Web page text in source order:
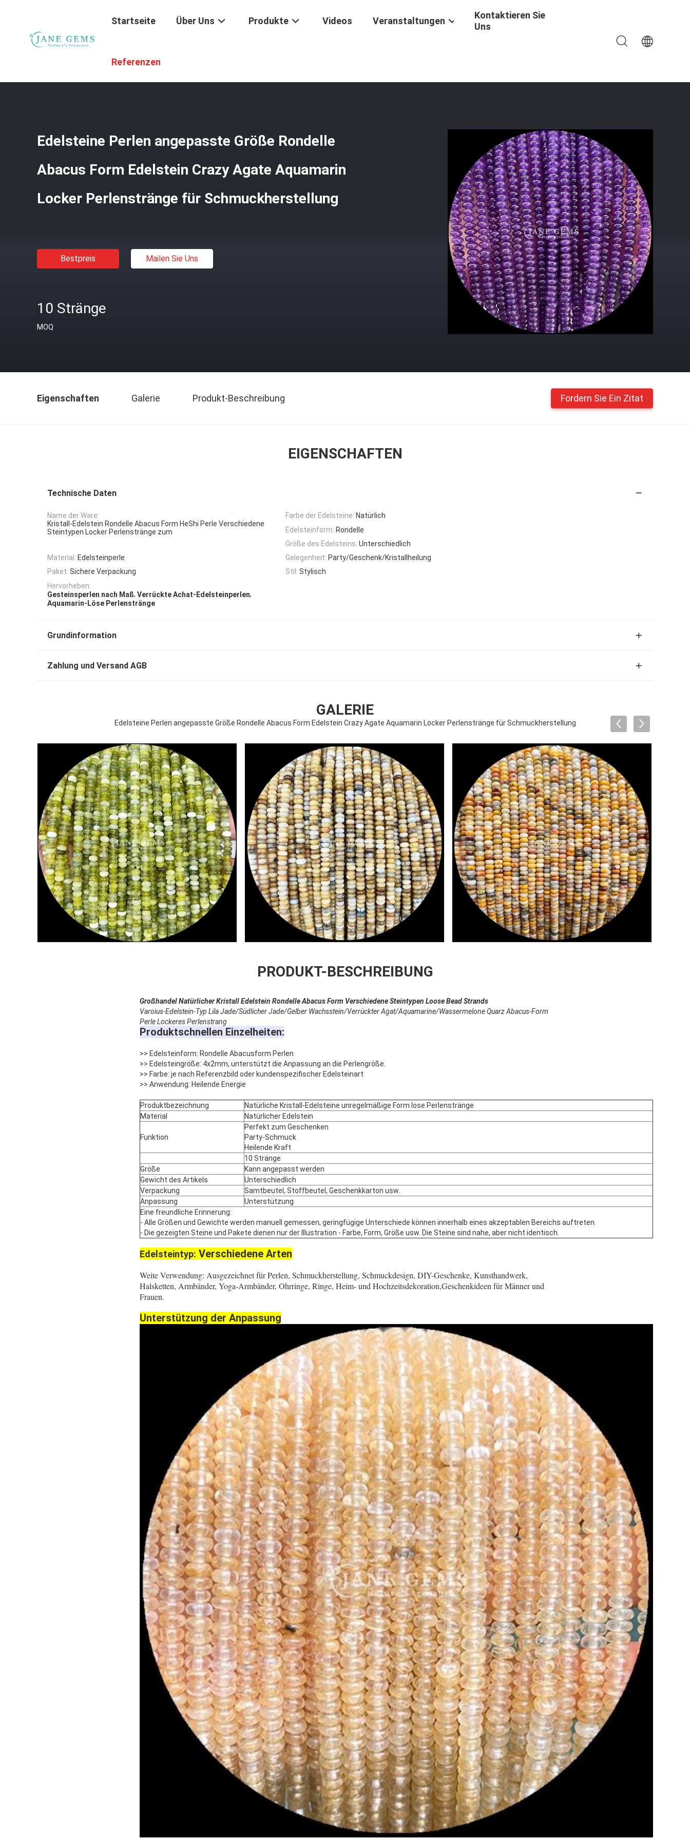
Startseite Über Uns Produkte Videos Veranstaltungen
Kontaktieren Sie
Uns
Referenzen
Edelsteine Perlen angepasste Größe Rondelle
Abacus Form Edelstein Crazy Agate Aquamarin
Locker Perlenstränge für Schmuckherstellung
Bestpreis Mailen Sie Uns
10 Stränge
MOQ
Eigenschaften Galerie Produkt-Beschreibung Fordern Sie Ein Zitat
EIGENSCHAFTEN
Technische Daten
Name der Ware:
Kristall-Edelstein Rondelle Abacus Form HeShi Perle Verschiedene
Steintypen Locker Perlenstränge zum
Farbe der Edelsteine: Natürlich
Edelsteinform: Rondelle
Größe des Edelsteins: Unterschiedlich
Material: Edelsteinperle Gelegenheit: Party/Geschenk/Kristallheilung
Paket: Sichere Verpackung Stil: Stylisch
Hervorheben:
Gesteinsperlen nach Maß, Verrückte Achat-Edelsteinperlen,
Aquamarin-Löse Perlenstränge
Grundinformation
Zahlung und Versand AGB
GALERIE
Edelsteine Perlen angepasste Größe Rondelle Abacus Form Edelstein Crazy Agate Aquamarin Locker Perlenstränge für Schmuckherstellung
PRODUKT-BESCHREIBUNG
Großhandel Natürlicher Kristall Edelstein Rondelle Abacus Form Verschiedene Steintypen Loose Bead Strands
Varoius-Edelstein-Typ Lila Jade/Südlicher Jade/Gelber Wachsstein/Verrückter Agat/Aquamarine/Wassermelone Quarz Abacus-Form
Perle Lockeres Perlenstrang
Produktschnellen Einzelheiten:
>> Edelsteinform: Rondelle Abacusform Perlen
>> Edelsteingröße: 4x2mm, unterstützt die Anpassung an die Perlengröße.
>> Farbe: je nach Referenzbild oder kundenspezifischer Edelsteinart
>> Anwendung: Heilende Energie
Produktbezeichnung
Natürliche Kristall-Edelsteine unregelmäßige Form lose Perlenstränge
Material
Natürlicher Edelstein
Funktion
Perfekt zum Geschenken
Party-Schmuck
Heilende Kraft
10 Stränge
Größe
Kann angepasst werden
Gewicht des Artikels
Unterschiedlich
Verpackung
Samtbeutel, Stoffbeutel, Geschenkkarton usw.
Anpassung
Unterstützung
Eine freundliche Erinnerung:
- Alle Größen und Gewichte werden manuell gemessen, geringfügige Unterschiede können innerhalb eines akzeptablen Bereichs auftreten.
- Die gezeigten Steine und Pakete dienen nur der Illustration - Farbe, Form, Größe usw. Die Steine sind nahe, aber nicht identisch.
Edelsteintyp: Verschiedene Arten
Weite Verwendung: Ausgezeichnet für Perlen, Schmuckherstellung, Schmuckdesign, DIY-Geschenke, Kunsthandwerk,
Halsketten, Armbänder, Yoga-Armbänder, Ohrringe, Ringe, Heim- und Hochzeitsdekoration,Geschenkideen für Männer und
Frauen.
Unterstützung der Anpassung